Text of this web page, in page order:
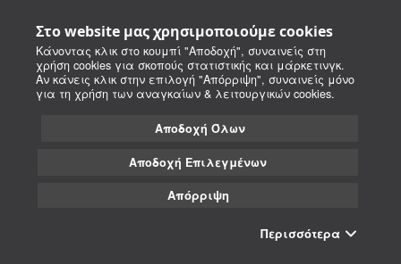
Στο website μας χρησιμοποιούμε cookies
Κάνοντας κλικ στο κουμπί "Αποδοχή", συναινείς στη
χρήση cookies για σκοπούς στατιστικής και μάρκετινγκ.
Αν κάνεις κλικ στην επιλογή "Απόρριψη", συναινείς μόνο
για τη χρήση των αναγκαίων & λειτουργικών cookies.
Αποδοχή Όλων
Αποδοχή Επιλεγμένων
Απόρριψη
Περισσότερα